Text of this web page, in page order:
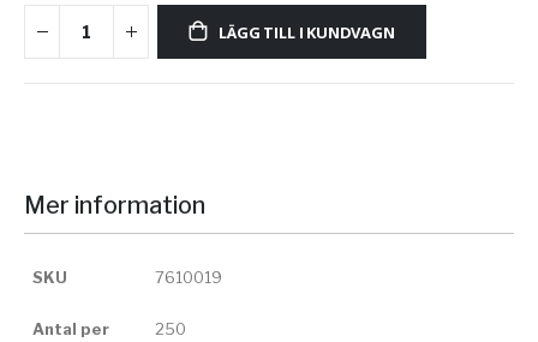
LÄGG TILL I KUNDVAGN
Mer information
SKU 7610019
Antal per
250